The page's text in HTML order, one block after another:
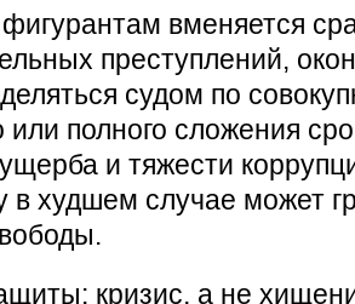
вменяется
преступлений,
судом по
или полного сложения
и тяжести
в худшем случае может
кризис, а не